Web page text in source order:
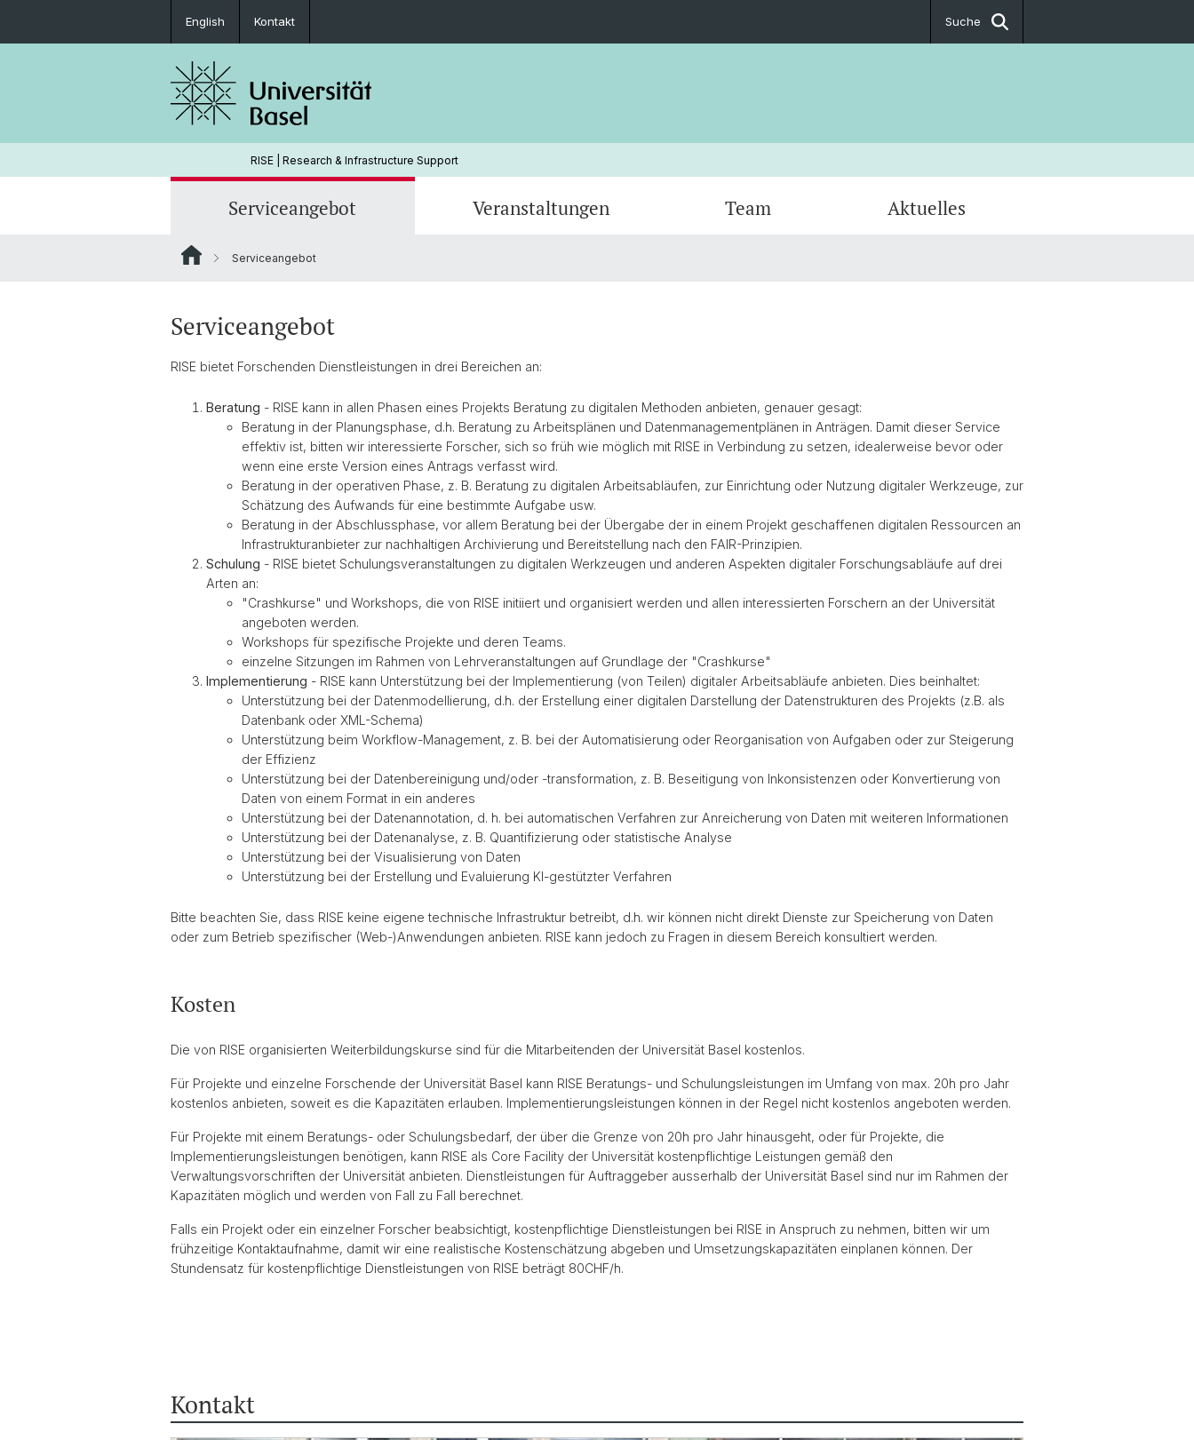
English Kontakt Suche
RISE | Research & Infrastructure Support
Serviceangebot Veranstaltungen Team
Maximilian Hindermann
Aktuelles
Serviceangebot
Serviceangebot
RISE bietet Forschenden Dienstleistungen in drei Bereichen an:
Beratung - RISE kann in allen Phasen eines Projekts Beratung zu digitalen Methoden anbieten, genauer gesagt:
Beratung in der Planungsphase, d.h. Beratung zu Arbeitsplänen und Datenmanagementplänen in Anträgen. Damit dieser Service
effektiv ist, bitten wir interessierte Forscher, sich so früh wie möglich mit RISE in Verbindung zu setzen, idealerweise bevor oder
wenn eine erste Version eines Antrags verfasst wird.
Beratung in der operativen Phase, z. B. Beratung zu digitalen Arbeitsabläufen, zur Einrichtung oder Nutzung digitaler Werkzeuge, zur
Schätzung des Aufwands für eine bestimmte Aufgabe usw.
Beratung in der Abschlussphase, vor allem Beratung bei der Übergabe der in einem Projekt geschaffenen digitalen Ressourcen an
Infrastrukturanbieter zur nachhaltigen Archivierung und Bereitstellung nach den FAIR-Prinzipien.
Schulung - RISE bietet Schulungsveranstaltungen zu digitalen Werkzeugen und anderen Aspekten digitaler Forschungsabläufe auf drei
Arten an:
"Crashkurse" und Workshops, die von RISE initiiert und organisiert werden und allen interessierten Forschern an der Universität
angeboten werden.
Workshops für spezifische Projekte und deren Teams.
einzelne Sitzungen im Rahmen von Lehrveranstaltungen auf Grundlage der "Crashkurse"
Implementierung - RISE kann Unterstützung bei der Implementierung (von Teilen) digitaler Arbeitsabläufe anbieten. Dies beinhaltet:
Unterstützung bei der Datenmodellierung, d.h. der Erstellung einer digitalen Darstellung der Datenstrukturen des Projekts (z.B. als
Datenbank oder XML-Schema)
Unterstützung beim Workflow-Management, z. B. bei der Automatisierung oder Reorganisation von Aufgaben oder zur Steigerung
der Effizienz
Unterstützung bei der Datenbereinigung und/oder -transformation, z. B. Beseitigung von Inkonsistenzen oder Konvertierung von
Daten von einem Format in ein anderes
Unterstützung bei der Datenannotation, d. h. bei automatischen Verfahren zur Anreicherung von Daten mit weiteren Informationen
Unterstützung bei der Datenanalyse, z. B. Quantifizierung oder statistische Analyse
Unterstützung bei der Visualisierung von Daten
Unterstützung bei der Erstellung und Evaluierung KI-gestützter Verfahren
Bitte beachten Sie, dass RISE keine eigene technische Infrastruktur betreibt, d.h. wir können nicht direkt Dienste zur Speicherung von Daten
oder zum Betrieb spezifischer (Web-)Anwendungen anbieten. RISE kann jedoch zu Fragen in diesem Bereich konsultiert werden.
Kosten
Die von RISE organisierten Weiterbildungskurse sind für die Mitarbeitenden der Universität Basel kostenlos.
Für Projekte und einzelne Forschende der Universität Basel kann RISE Beratungs- und Schulungsleistungen im Umfang von max. 20h pro Jahr
kostenlos anbieten, soweit es die Kapazitäten erlauben. Implementierungsleistungen können in der Regel nicht kostenlos angeboten werden.
Für Projekte mit einem Beratungs- oder Schulungsbedarf, der über die Grenze von 20h pro Jahr hinausgeht, oder für Projekte, die
Implementierungsleistungen benötigen, kann RISE als Core Facility der Universität kostenpflichtige Leistungen gemäß den
Verwaltungsvorschriften der Universität anbieten. Dienstleistungen für Auftraggeber ausserhalb der Universität Basel sind nur im Rahmen der
Kapazitäten möglich und werden von Fall zu Fall berechnet.
Falls ein Projekt oder ein einzelner Forscher beabsichtigt, kostenpflichtige Dienstleistungen bei RISE in Anspruch zu nehmen, bitten wir um
frühzeitige Kontaktaufnahme, damit wir eine realistische Kostenschätzung abgeben und Umsetzungskapazitäten einplanen können. Der
Stundensatz für kostenpflichtige Dienstleistungen von RISE beträgt 80CHF/h.
Kontakt